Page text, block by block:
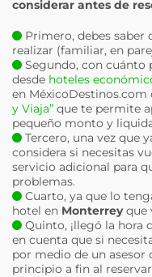
considerar antes de
Primero, debes saber
realizar (familiar, en
Segundo, con cuánto
desde hoteles
en
y Viaja” que te permite
pequeño monto y
Tercero, una vez que
considera si necesitas
servicio adicional para
problemas.
Cuarto, ya que lo
hotel en Monterreyque
Quinto, ¡llegó la hora
en cuenta que si
por medio de un asesor
principio a fin al